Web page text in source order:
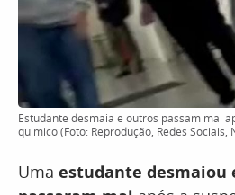
Estudante desmaia e outros passam mal
químico (Foto: Reprodução, Redes Sociais,
Uma estudante desmaiou